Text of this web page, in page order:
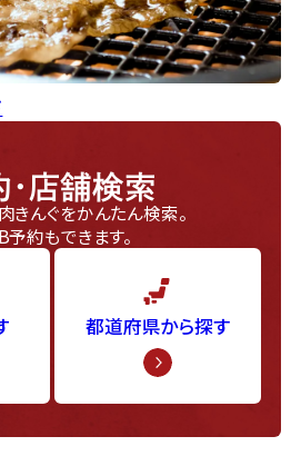
・店舗検索
きんぐをかんたん検索。
予約もできます。
都道府県から探す